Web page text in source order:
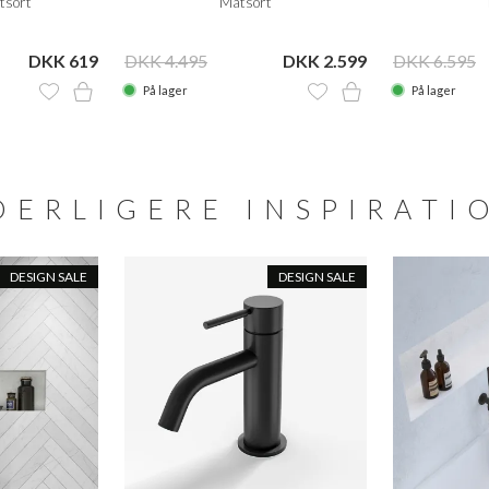
DKK 619 DKK 4.495 DKK 2.599
På lager
DKK 6.595
På lager
DESIGN SALE DESIGN SALE